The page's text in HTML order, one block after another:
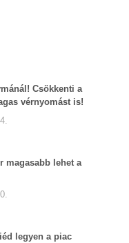
Csökkenti a
vérnyomást is!
magasabb lehet a
legyen a piac